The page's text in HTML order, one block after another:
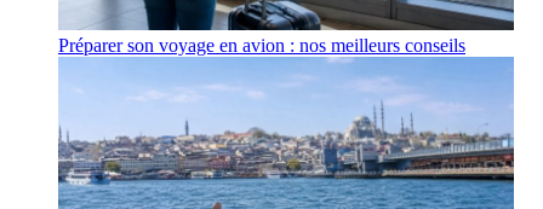
Préparer son voyage en avion : nos meilleurs conseils